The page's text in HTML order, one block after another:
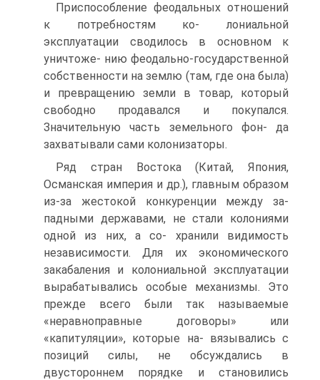
Приспособление феодальных отношений
к потребностям ко- лониальной
эксплуатации сводилось в основном к
уничтоже- нию феодально-государственной
собственности на землю (там, где она была)
и превращению земли в товар, который
свободно продавался и покупался.
Значительную часть земельного фон- да
захватывали сами колонизаторы.
Ряд стран Востока (Китай, Япония,
Османская империя и др.), главным образом
из-за жестокой конкуренции между за-
падными державами, не стали колониями
одной из них, а со- хранили видимость
независимости. Для их экономического
закабаления и колониальной эксплуатации
вырабатывались особые механизмы. Это
прежде всего были так называемые
«неравноправные договоры» или
«капитуляции», которые на- вязывались с
позиций силы, не обсуждались в
двустороннем порядке и становились